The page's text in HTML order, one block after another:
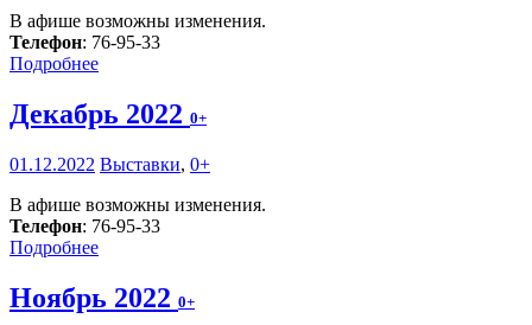
В афише возможны изменения.
Телефон: 76-95-33
Подробнее
Декабрь 2022 0+
01.12.2022 Выставки, 0+
В афише возможны изменения.
Телефон: 76-95-33
Подробнее
Ноябрь 2022 0+